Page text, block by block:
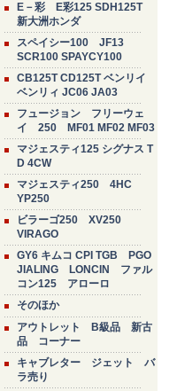
E－彩 E彩125 SDH125T
新大洲ホンダ
スペイシー100 JF13
SCR100 SPAYCY100
CB125T CD125T ベンリイ
ベンリィ JC06 JA03
フュージョン フリーウェ
イ 250 MF01 MF02 MF03
マジェスティ125 シグナス T
D 4CW
マジェスティ250 4HC
YP250
ビラーゴ250 XV250
VIRAGO
GY6 キムコ CPI TGB PGO
JIALING LONCIN ファル
コン125 アローロ
そのほか
アウトレット B級品 新古
品 コーナー
キャブレター ジェット バ
ラ売り